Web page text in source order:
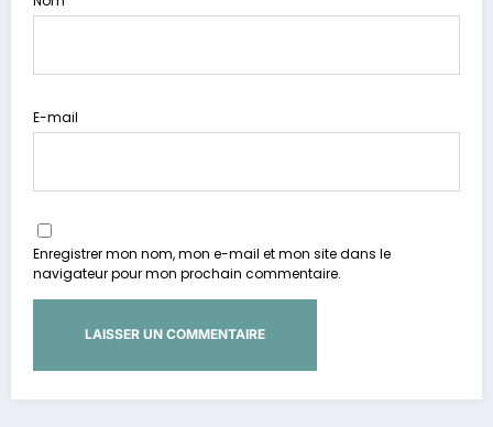
E-mail
Enregistrer mon nom, mon e-mail et mon site dans le
navigateur pour mon prochain commentaire.